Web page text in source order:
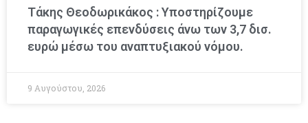
Τάκης Θεοδωρικάκος : Υποστηρίζουμε
παραγωγικές επενδύσεις άνω των 3,7 δισ.
ευρώ μέσω του αναπτυξιακού νόμου.
9 Αυγούστου, 2026